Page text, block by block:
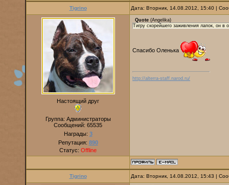
Tigrino Дата: Вторник, 14.08.2012, 15:40 |
Настоящий друг
Группа: Администраторы
Сообщений: 65535
Награды: 3
Репутация: 890
Статус: Offline
Quote (Angelika)
Тигру скорейшего заживления лапок, он в
Спасибо Оленька
http://alterra-staff.narod.ru/
Tigrino Дата: Вторник, 14.08.2012, 15:43 |